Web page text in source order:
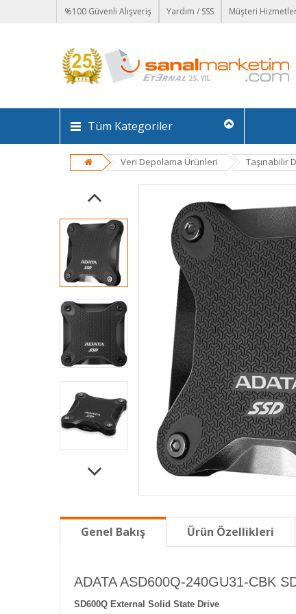
%100 Güvenli Alışveriş Yardım / SSS Müşteri
Tüm Kategoriler
Veri Depolama Ürünleri Taşınabilir
Genel Bakış Ürün Özellikleri
ADATA ASD600Q-240GU31-CBK
SD600Q External Solid State Drive